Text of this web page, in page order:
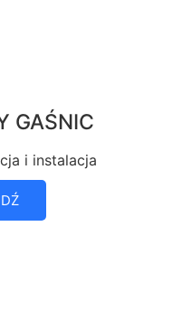
GAŚNIC
i instalacja